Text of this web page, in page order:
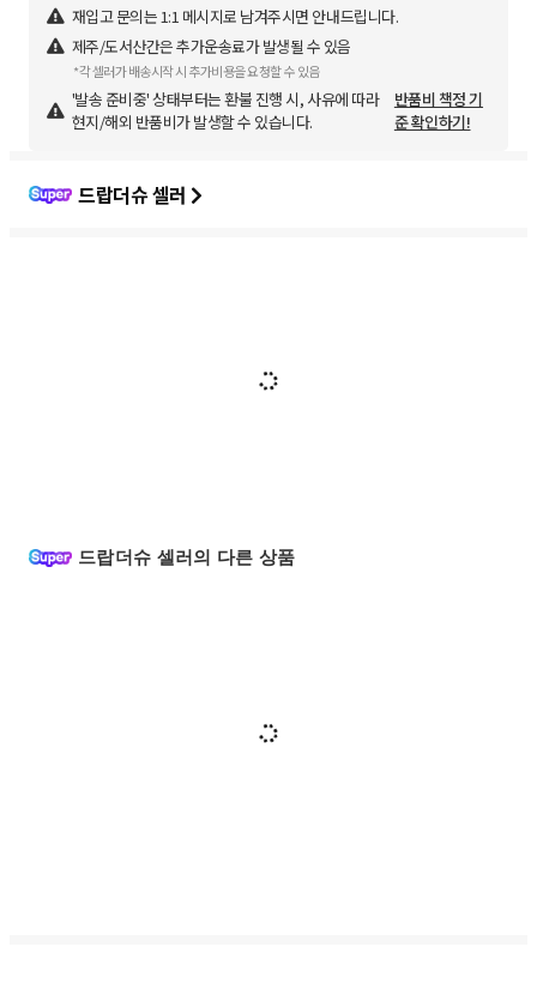
재입고 문의는 1:1 메시지로 남겨주시면 안내드립니다.
제주/도서산간은 추가운송료가 발생될 수 있음
*각 셀러가 배송시작 시 추가비용을 요청할 수 있음
'발송 준비중' 상태부터는 환불 진행 시, 사유에 따라
현지/해외 반품비가 발생할 수 있습니다.
반품비 책정 기
준 확인하기!
드랍더슈 셀러
드랍더슈 셀러의 다른 상품